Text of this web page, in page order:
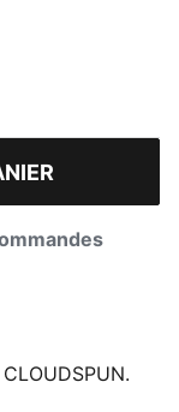
faits avec des